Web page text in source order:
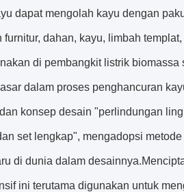
dapat mengolah kayu dengan
dahan, kayu, limbah
di pembangkit listrik
dalam proses penghancuran
konsep desain "perlindungan
set lengkap", mengadopsi
di dunia dalam
ini terutama digunakan untuk